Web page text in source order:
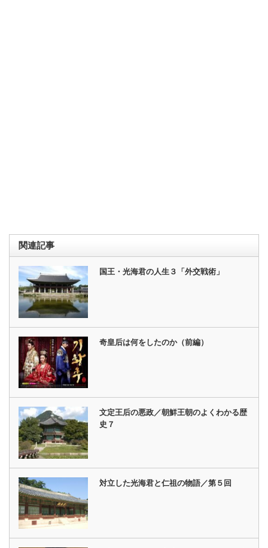
関連記事
国王・光海君の人生３「外交戦術」
奇皇后は何をしたのか（前編）
文定王后の悪政／朝鮮王朝のよくわかる歴
史７
対立した光海君と仁祖の物語／第５回